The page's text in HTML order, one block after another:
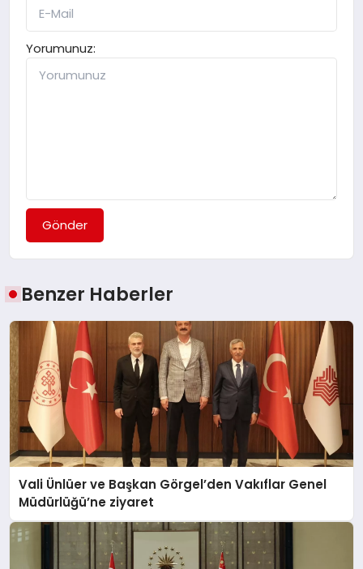
Yorumunuz:
Gönder
Benzer Haberler
Vali Ünlüer ve Başkan Görgel’den Vakıflar Genel
Müdürlüğü’ne ziyaret